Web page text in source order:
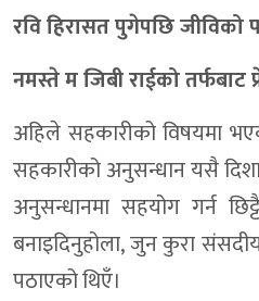
रवि हिरासत पुगेपछि जीविको
नमस्ते म जिबी राईको तर्फबाट
अहिले सहकारीको विषयमा
सहकारीको अनुसन्धान यसै
अनुसन्धानमा सहयोग गर्न
बनाइदिनुहोला, जुन कुरा
पठाएको थिएँ।